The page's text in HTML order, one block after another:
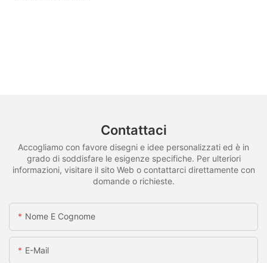
Contattaci
Accogliamo con favore disegni e idee personalizzati ed è in
grado di soddisfare le esigenze specifiche. Per ulteriori
informazioni, visitare il sito Web o contattarci direttamente con
domande o richieste.
Nome E Cognome
E-Mail